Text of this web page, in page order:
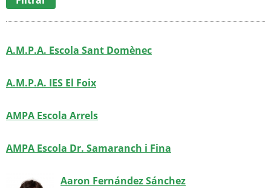
A.M.P.A. Escola Sant Domènec
A.M.P.A. IES El Foix
AMPA Escola Arrels
AMPA Escola Dr. Samaranch i Fina
Aaron Fernández Sánchez